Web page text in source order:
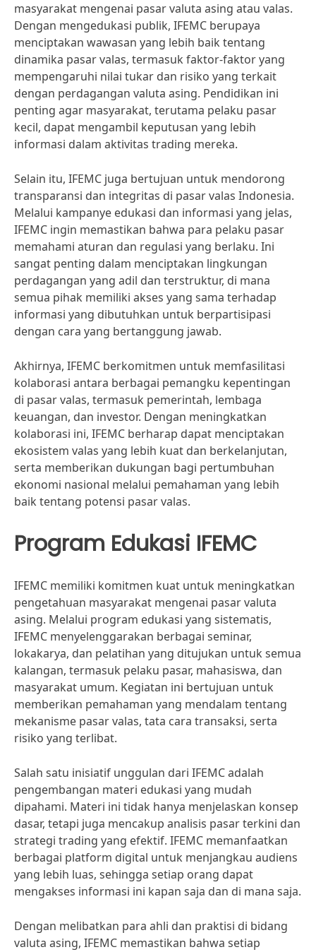
masyarakat mengenai pasar valuta asing atau valas.
Dengan mengedukasi publik, IFEMC berupaya
menciptakan wawasan yang lebih baik tentang
dinamika pasar valas, termasuk faktor-faktor yang
mempengaruhi nilai tukar dan risiko yang terkait
dengan perdagangan valuta asing. Pendidikan ini
penting agar masyarakat, terutama pelaku pasar
kecil, dapat mengambil keputusan yang lebih
informasi dalam aktivitas trading mereka.
Selain itu, IFEMC juga bertujuan untuk mendorong
transparansi dan integritas di pasar valas Indonesia.
Melalui kampanye edukasi dan informasi yang jelas,
IFEMC ingin memastikan bahwa para pelaku pasar
memahami aturan dan regulasi yang berlaku. Ini
sangat penting dalam menciptakan lingkungan
perdagangan yang adil dan terstruktur, di mana
semua pihak memiliki akses yang sama terhadap
informasi yang dibutuhkan untuk berpartisipasi
dengan cara yang bertanggung jawab.
Akhirnya, IFEMC berkomitmen untuk memfasilitasi
kolaborasi antara berbagai pemangku kepentingan
di pasar valas, termasuk pemerintah, lembaga
keuangan, dan investor. Dengan meningkatkan
kolaborasi ini, IFEMC berharap dapat menciptakan
ekosistem valas yang lebih kuat dan berkelanjutan,
serta memberikan dukungan bagi pertumbuhan
ekonomi nasional melalui pemahaman yang lebih
baik tentang potensi pasar valas.
Program Edukasi IFEMC
IFEMC memiliki komitmen kuat untuk meningkatkan
pengetahuan masyarakat mengenai pasar valuta
asing. Melalui program edukasi yang sistematis,
IFEMC menyelenggarakan berbagai seminar,
lokakarya, dan pelatihan yang ditujukan untuk semua
kalangan, termasuk pelaku pasar, mahasiswa, dan
masyarakat umum. Kegiatan ini bertujuan untuk
memberikan pemahaman yang mendalam tentang
mekanisme pasar valas, tata cara transaksi, serta
risiko yang terlibat.
Salah satu inisiatif unggulan dari IFEMC adalah
pengembangan materi edukasi yang mudah
dipahami. Materi ini tidak hanya menjelaskan konsep
dasar, tetapi juga mencakup analisis pasar terkini dan
strategi trading yang efektif. IFEMC memanfaatkan
berbagai platform digital untuk menjangkau audiens
yang lebih luas, sehingga setiap orang dapat
mengakses informasi ini kapan saja dan di mana saja.
Dengan melibatkan para ahli dan praktisi di bidang
valuta asing, IFEMC memastikan bahwa setiap